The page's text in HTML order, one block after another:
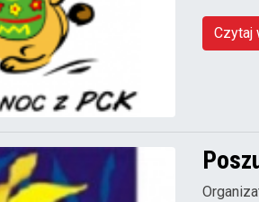
Czytaj